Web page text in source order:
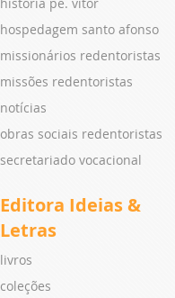
hospedagem santo afonso
missionários redentoristas
missões redentoristas
notícias
obras sociais redentoristas
secretariado vocacional
Editora Ideias &
Letras
livros
coleções